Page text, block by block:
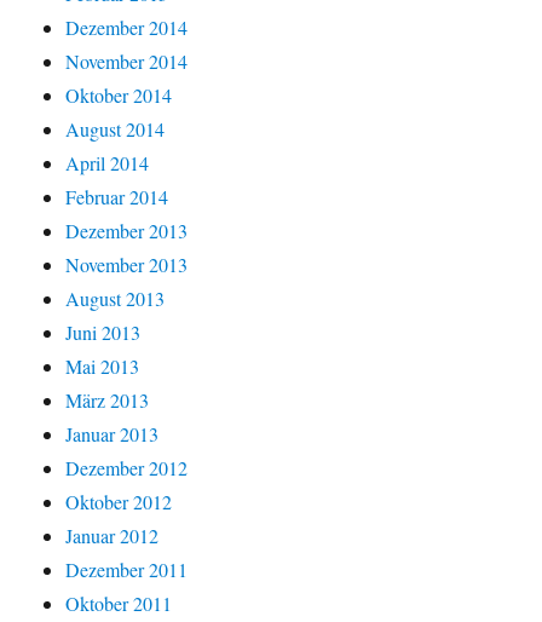
Dezember 2014
November 2014
Oktober 2014
August 2014
April 2014
Februar 2014
Dezember 2013
November 2013
August 2013
Juni 2013
Mai 2013
März 2013
Januar 2013
Dezember 2012
Oktober 2012
Januar 2012
Dezember 2011
Oktober 2011